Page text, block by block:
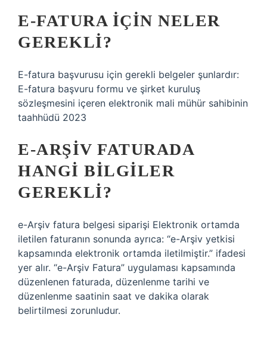
E-FATURA IÇIN NELER
GEREKLI?
E-fatura başvurusu için gerekli belgeler şunlardır:
E-fatura başvuru formu ve şirket kuruluş
sözleşmesini içeren elektronik mali mühür sahibinin
taahhüdü 2023
E-ARŞIV FATURADA
HANGI BILGILER
GEREKLI?
e-Arşiv fatura belgesi siparişi Elektronik ortamda
iletilen faturanın sonunda ayrıca: “e-Arşiv yetkisi
kapsamında elektronik ortamda iletilmiştir.” ifadesi
yer alır. “e-Arşiv Fatura” uygulaması kapsamında
düzenlenen faturada, düzenlenme tarihi ve
düzenlenme saatinin saat ve dakika olarak
belirtilmesi zorunludur.